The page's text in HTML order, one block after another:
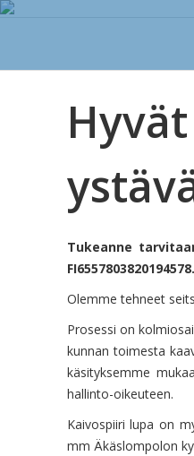
Tukeanne
FI6557803820194578.
Olemme tehneet
Prosessi on
kunnan toimesta
käsityksemme
hallinto-oikeuteen.
Kaivospiiri lupa on
mm Äkäslompolon